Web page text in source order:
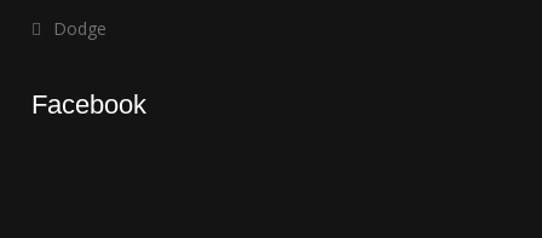
Dodge
Facebook